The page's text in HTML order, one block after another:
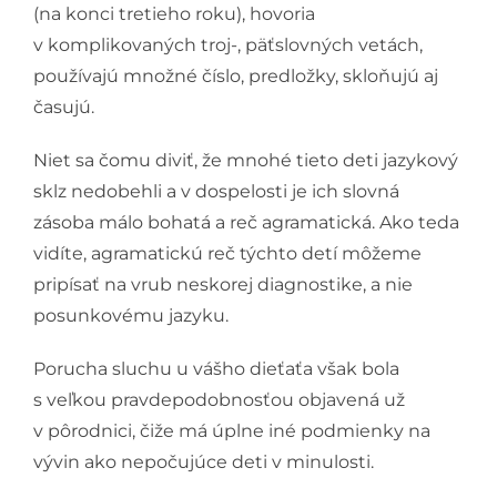
(na konci tretieho roku), hovoria
v komplikovaných troj-, päťslovných vetách,
používajú množné číslo, predložky, skloňujú aj
časujú.
Niet sa čomu diviť, že mnohé tieto deti jazykový
sklz nedobehli a v dospelosti je ich slovná
zásoba málo bohatá a reč agramatická. Ako teda
vidíte, agramatickú reč týchto detí môžeme
pripísať na vrub neskorej diagnostike, a nie
posunkovému jazyku.
Porucha sluchu u vášho dieťaťa však bola
s veľkou pravdepodobnosťou objavená už
v pôrodnici, čiže má úplne iné podmienky na
vývin ako nepočujúce deti v minulosti.